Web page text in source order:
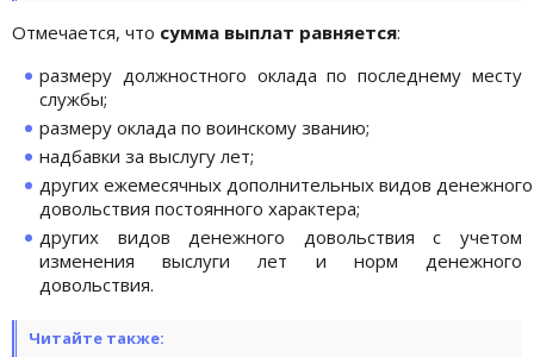
Отмечается, что сумма выплат равняется:
размеру должностного оклада по последнему месту
службы;
размеру оклада по воинскому званию;
надбавки за выслугу лет;
других ежемесячных дополнительных видов денежного
довольствия постоянного характера;
других видов денежного довольствия с учетом
изменения выслуги лет и норм денежного
довольствия.
Читайте также: